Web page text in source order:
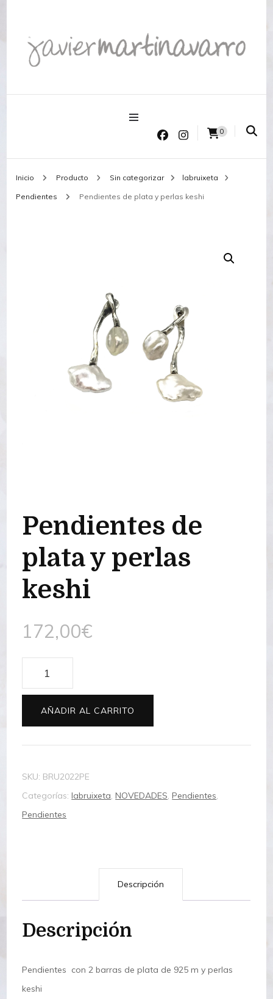
Joyería Javier Martinavarro
0
Inicio Producto Sin categorizar labruixeta
Pendientes Pendientes de plata y perlas keshi
Pendientes de
plata y perlas
keshi
172,00€
Pendientes
de
plata
y
perlas
cantidad
AÑADIR AL CARRITO
SKU: BRU2022PE
Categorías:labruixeta,NOVEDADES,Pendientes,
Pendientes
Descripción
Descripción
Pendientes con 2 barras de plata de 925 m y perlas
keshi